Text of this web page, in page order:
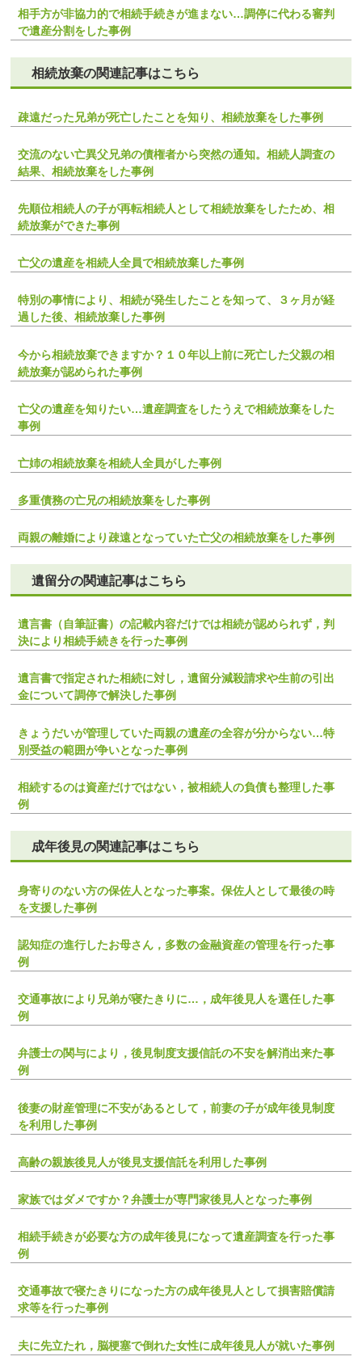
相手方が非協力的で相続手続きが進まない…調停に代わる審判
で遺産分割をした事例
相続放棄の関連記事はこちら
疎遠だった兄弟が死亡したことを知り、相続放棄をした事例
交流のない亡異父兄弟の債権者から突然の通知。相続人調査の
結果、相続放棄をした事例
先順位相続人の子が再転相続人として相続放棄をしたため、相
続放棄ができた事例
亡父の遺産を相続人全員で相続放棄した事例
特別の事情により、相続が発生したことを知って、３ヶ月が経
過した後、相続放棄した事例
今から相続放棄できますか？１０年以上前に死亡した父親の相
続放棄が認められた事例
亡父の遺産を知りたい…遺産調査をしたうえで相続放棄をした
事例
亡姉の相続放棄を相続人全員がした事例
多重債務の亡兄の相続放棄をした事例
両親の離婚により疎遠となっていた亡父の相続放棄をした事例
遺留分の関連記事はこちら
遺言書（自筆証書）の記載内容だけでは相続が認められず，判
決により相続手続きを行った事例
遺言書で指定された相続に対し，遺留分減殺請求や生前の引出
金について調停で解決した事例
きょうだいが管理していた両親の遺産の全容が分からない…特
別受益の範囲が争いとなった事例
相続するのは資産だけではない，被相続人の負債も整理した事
例
成年後見の関連記事はこちら
身寄りのない方の保佐人となった事案。保佐人として最後の時
を支援した事例
認知症の進行したお母さん，多数の金融資産の管理を行った事
例
交通事故により兄弟が寝たきりに…，成年後見人を選任した事
例
弁護士の関与により，後見制度支援信託の不安を解消出来た事
例
後妻の財産管理に不安があるとして，前妻の子が成年後見制度
を利用した事例
高齢の親族後見人が後見支援信託を利用した事例
家族ではダメですか？弁護士が専門家後見人となった事例
相続手続きが必要な方の成年後見になって遺産調査を行った事
例
交通事故で寝たきりになった方の成年後見人として損害賠償請
求等を行った事例
夫に先立たれ，脳梗塞で倒れた女性に成年後見人が就いた事例